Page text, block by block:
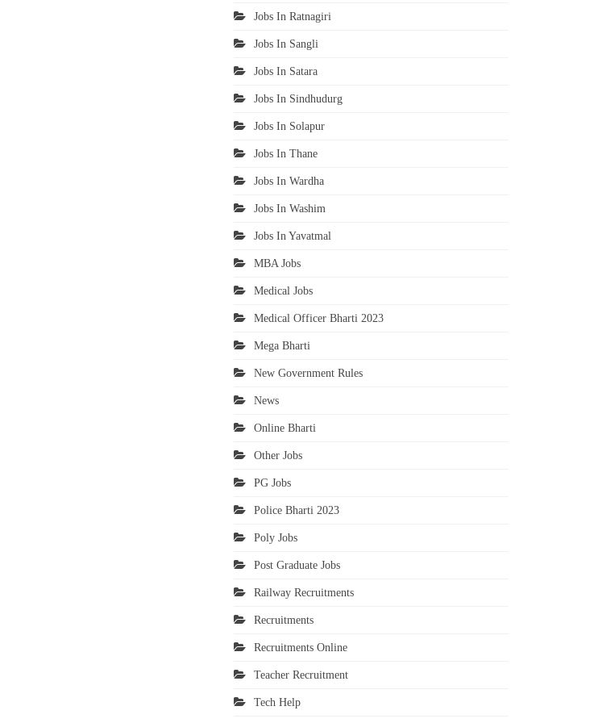
Jobs In Ratnagiri
Jobs In Sangli
Jobs In Satara
Jobs In Sindhudurg
Jobs In Solapur
Jobs In Thane
Jobs In Wardha
Jobs In Washim
Jobs In Yavatmal
MBA Jobs
Medical Jobs
Medical Officer Bharti 2023
Mega Bharti
New Government Rules
News
Online Bharti
Other Jobs
PG Jobs
Police Bharti 2023
Poly Jobs
Post Graduate Jobs
Railway Recruitments
Recruitments
Recruitments Online
Teacher Recruitment
Tech Help